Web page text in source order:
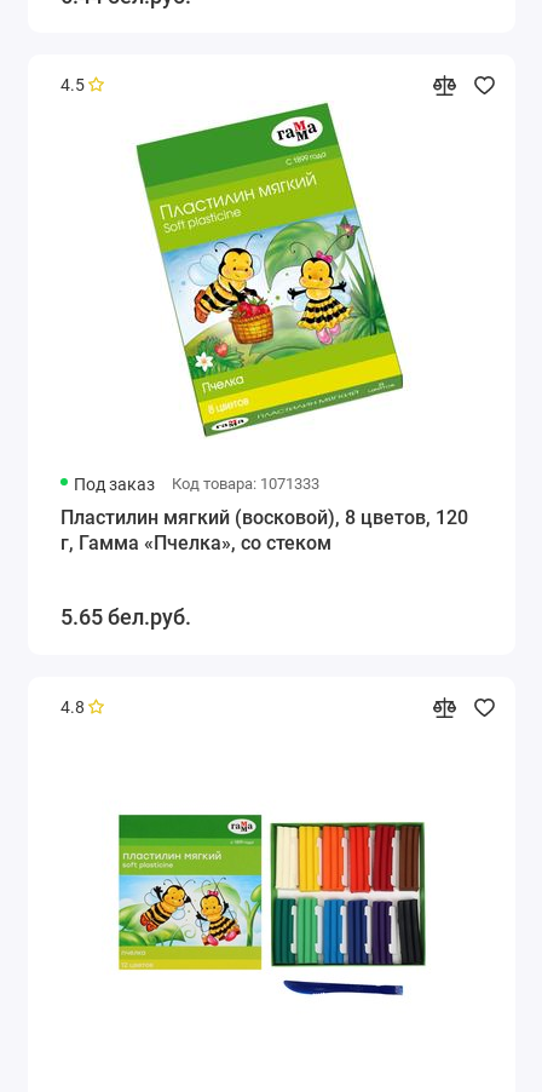
4.5
Под заказ Код товара: 1071333
Пластилин мягкий (восковой), 8 цветов, 120
г, Гамма «Пчелка», со стеком
5.65 бел.руб.
4.8